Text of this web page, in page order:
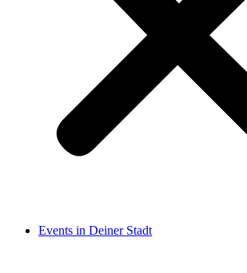
Events in Deiner Stadt